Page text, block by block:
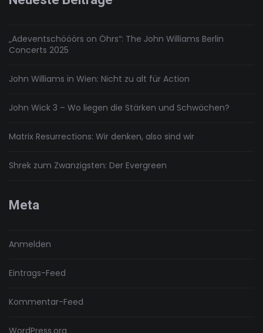
„Adeventschööörs on Öhrs“: The John Williams Berlin
Concerts 2025
John Williams in Wien: Nicht zu alt für Action
John Wick 3 – Wo liegen die Stärken und Schwächen?
Matrix Resurrections: Wir denken, also sind wir
Shrek zum Zwanzigsten: Der Evergreen
Meta
Anmelden
Eintrags-Feed
Kommentar-Feed
WordPress.org